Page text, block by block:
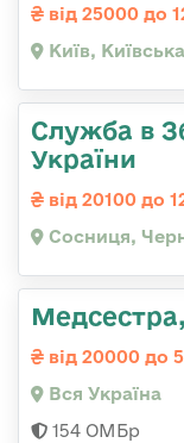
від 25000 до
Київ,
Служба в
України
від 20100 до
Сосниця,
від 20000 до
Вся Україна
154 ОМБр